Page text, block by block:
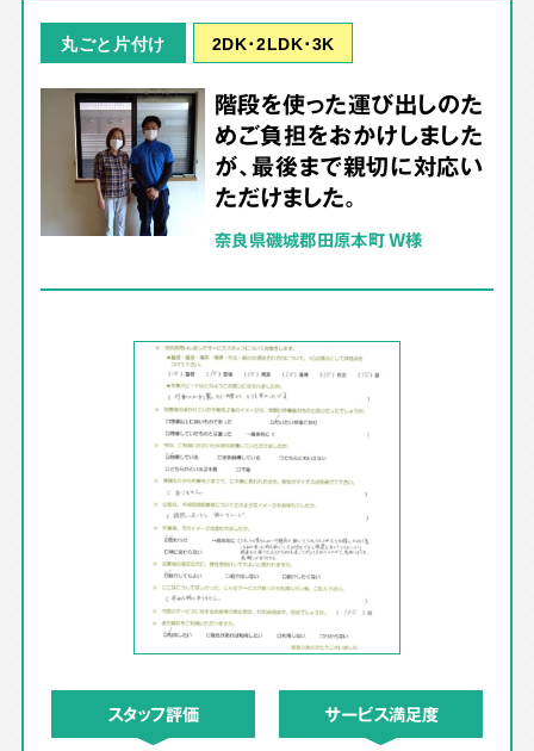
丸ごと片付け 2DK･2LDK･3K
階段を使った運び出しのた
めご負担をおかけしました
が、最後まで親切に対応い
ただけました。
奈良県磯城郡田原本町 W様
スタッフ評価 サービス満足度